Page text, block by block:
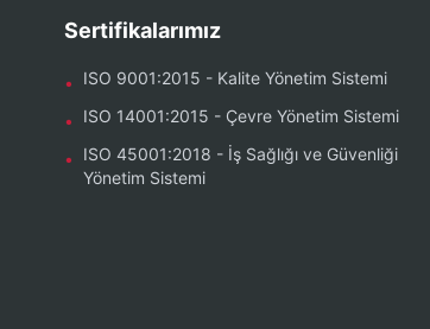
Sertifikalarımız
• ISO 9001:2015 - Kalite Yönetim Sistemi
• ISO 14001:2015 - Çevre Yönetim Sistemi
•
ISO 45001:2018 - İş Sağlığı ve Güvenliği
Yönetim Sistemi